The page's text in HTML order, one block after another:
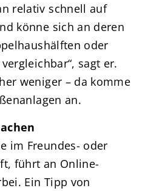
relativ schnell auf
könne sich an deren
oder
sagt er.
weniger – da komme
an.
im Freundes- oder
führt an Online-
Ein Tipp von